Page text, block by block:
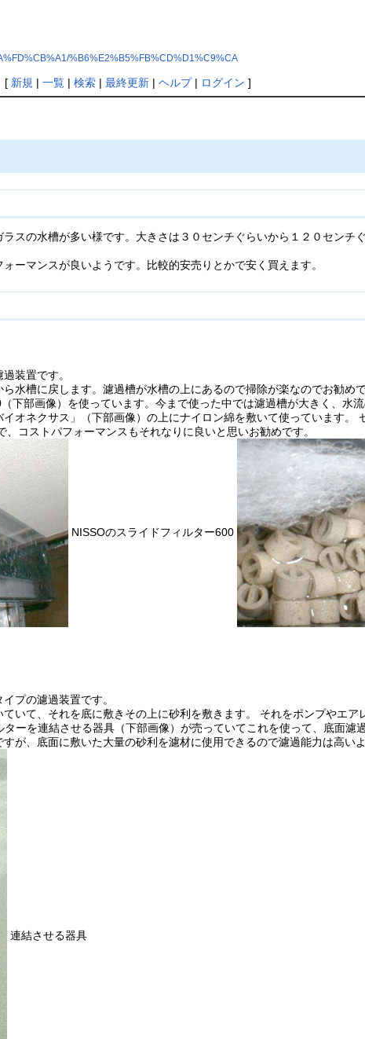
%B6%E2%B5%FB%CD%D1%C9%CA
[ 新規 | 一覧| 検索| 最終更新| ヘルプ| ログイン ]
スの水槽が多い様です。大きさは３０センチぐらいから１２０センチ
ーマンスが良いようです。比較的安売りとかで安く買えます。
装置です。
水槽に戻します。濾過槽が水槽の上にあるので掃除が楽なのでお勧めで
下部画像）を使っています。今まで使った中では濾過槽が大きく、水流
オネクサス」（下部画像）の上にナイロン綿を敷いて使っています
コストパフォーマンスもそれなりに良いと思いお勧めです。
NISSOのスライドフィルター600
プの濾過装置です。
いて、それを底に敷きその上に砂利を敷きます。 それをポンプやエア
ーを連結させる器具（下部画像）が売っていてこれを使って、底面濾
が、底面に敷いた大量の砂利を濾材に使用できるので濾過能力は高いよ
連結させる器具